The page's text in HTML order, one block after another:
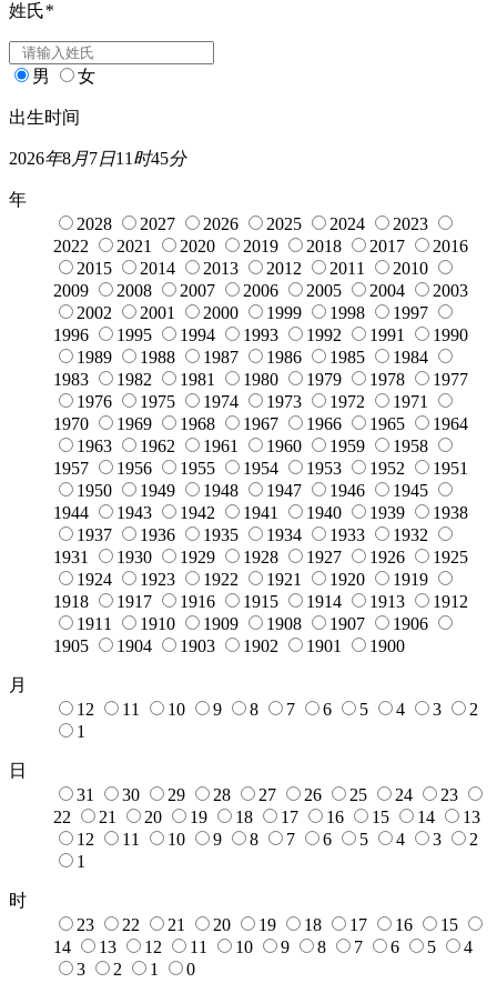
姓氏*
男 女
出生时间
2026年8月7日11 时45分
年
2028
2027 2026 2025 2024
2023
2022
2021 2020 2019 2018 2017
2016
2015
2014 2013 2012 2011
2010
2009
2008 2007 2006 2005 2004
2003
2002
2001 2000 1999 1998
1997
1996
1995 1994 1993 1992 1991
1990
1989
1988 1987 1986 1985
1984
1983
1982 1981 1980 1979 1978
1977
1976
1975 1974 1973 1972
1971
1970
1969 1968 1967 1966 1965
1964
1963
1962 1961 1960 1959
1958
1957
1956 1955 1954 1953 1952
1951
1950
1949 1948 1947 1946
1945
1944
1943 1942 1941 1940 1939
1938
1937
1936 1935 1934 1933
1932
1931
1930 1929 1928 1927 1926
1925
1924
1923 1922 1921 1920
1919
1918
1917 1916 1915 1914 1913
1912
1911
1910 1909 1908 1907
1906
1905
1904 1903 1902 1901 1900
月
12
11 10 9 8 7 6 5 4 3
2
1
日
31
30 29 28 27 26 25 24
23
22
21 20 19 18 17 16 15 14
13
12
11 10 9 8 7 6 5 4 3
2
1
时
23
22 21 20 19 18 17 16
15
14
13 12 11 10 9 8 7 6 5
4
3
2 1 0